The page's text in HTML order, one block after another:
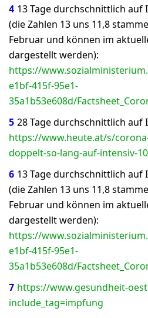
4 13 Tage durchschnittlich auf
(die Zahlen 13 uns 11,8
Februar und können im
dargestellt werden):
https://
e1bf-415f-95e1-
35a1b53e608d/
5 28 Tage durchschnittlich auf
https://www.heute.at/s/
doppelt-so-lang-auf-intensiv-
6 13 Tage durchschnittlich auf
(die Zahlen 13 uns 11,8
Februar und können im
dargestellt werden):
https://
e1bf-415f-95e1-
35a1b53e608d/
7 https://www.gesundheit-
include_tag=impfung